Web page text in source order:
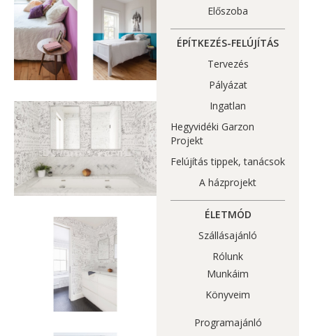
Előszoba
ÉPÍTKEZÉS-FELÚJÍTÁS
Tervezés
Pályázat
Ingatlan
Hegyvidéki Garzon
Projekt
Felújítás tippek, tanácsok
A házprojekt
ÉLETMÓD
Szállásajánló
Rólunk
Munkáim
Könyveim
Programajánló